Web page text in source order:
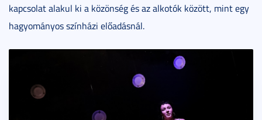
kapcsolat alakul ki a közönség és az alkotók között, mint egy
hagyományos színházi előadásnál.